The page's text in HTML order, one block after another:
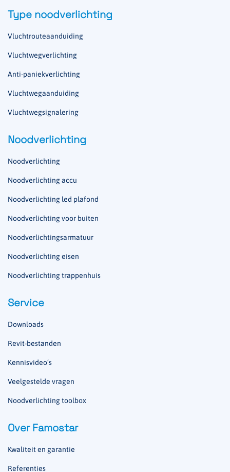
Type noodverlichting
Vluchtrouteaanduiding
Vluchtwegverlichting
Anti-paniekverlichting
Vluchtwegaanduiding
Vluchtwegsignalering
Noodverlichting
Noodverlichting
Noodverlichting accu
Noodverlichting led plafond
Noodverlichting voor buiten
Noodverlichtingsarmatuur
Noodverlichting eisen
Noodverlichting trappenhuis
Service
Downloads
Revit-bestanden
Kennisvideo’s
Veelgestelde vragen
Noodverlichting toolbox
Over Famostar
Kwaliteit en garantie
Referenties